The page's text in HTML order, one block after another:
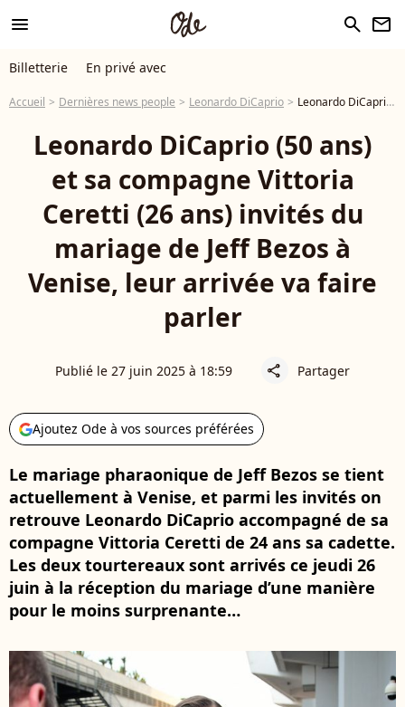
menu search newsletter
Billetterie En privé avec
Accueil Dernières news people Leonardo DiCaprio Leonardo DiCaprio (50 ans) et sa compagne Vittoria Ceretti (26 ans) invités du mariage de Jeff Bezos à Venise, leur arrivée va faire parler
Leonardo DiCaprio (50 ans)
et sa compagne Vittoria
Ceretti (26 ans) invités du
mariage de Jeff Bezos à
Venise, leur arrivée va faire
parler
Publié le 27 juin 2025 à 18:59 share Partager
Ajoutez Ode à vos sources préférées
Le mariage pharaonique de Jeff Bezos se tient
actuellement à Venise, et parmi les invités on
retrouve Leonardo DiCaprio accompagné de sa
compagne Vittoria Ceretti de 24 ans sa cadette.
Les deux tourtereaux sont arrivés ce jeudi 26
juin à la réception du mariage d’une manière
pour le moins surprenante…